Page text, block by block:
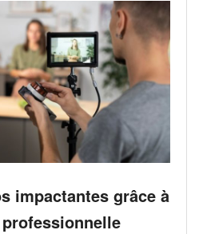
impactantes grâce à